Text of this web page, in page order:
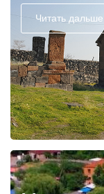
Читать дальше